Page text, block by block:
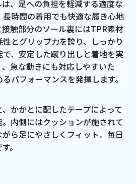
、足への負担を軽減する適度な
時間の着用でも快適な履き心地
触部分のソール裏にはTPR素材
とグリップ力を誇り、しっかり
、安定した蹴り出しと着地を実
急な動きにも対応しやすいた
パフォーマンスを発揮します。
かかとに配したテープによって
内側にはクッションが施されて
ら足にやさしくフィット。毎日
。